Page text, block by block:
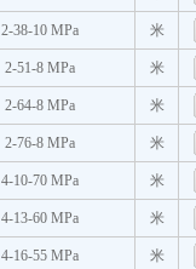
2-38-10 MPa 米
2-51-8 MPa 米
2-64-8 MPa 米
2-76-8 MPa 米
4-10-70 MPa 米
4-13-60 MPa 米
4-16-55 MPa 米